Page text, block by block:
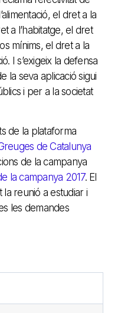
el dret a la
a l’habitatge, el dret
mínims, el dret a la
I s’exigeix la defensa
la seva aplicació sigui
i per a la societat
de la plataforma
de Catalunya
de la campanya
la campanya 2017. El
la reunió a estudiar i
les demandes